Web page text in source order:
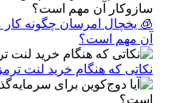
🧊 یخچال امرسان چگونه
آن مهم است؟
نکاتی که هنگام خرید لنت ترمز